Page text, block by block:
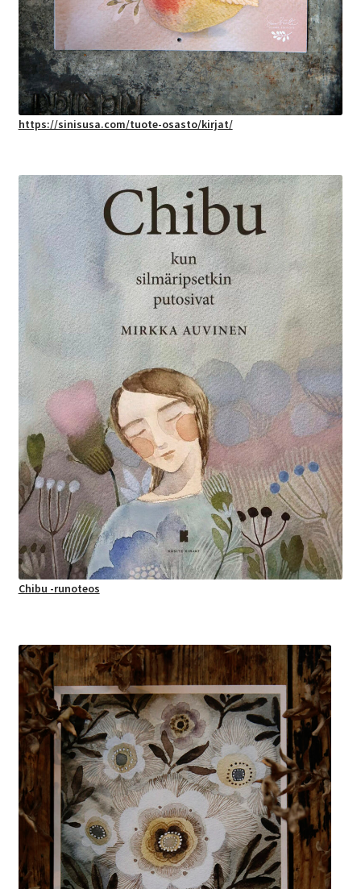
https://sinisusa.com/tuote-osasto/kirjat/
Chibu -runoteos